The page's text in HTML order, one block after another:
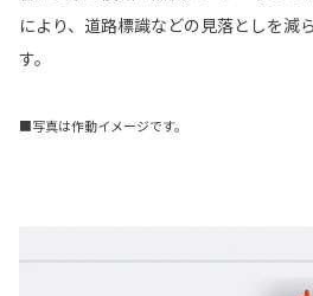
により、道路標識などの見落としを減
す。
■写真は作動イメージです。